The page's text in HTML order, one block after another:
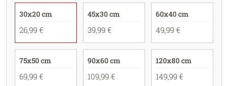
30x20 cm
26,99 €
45x30 cm
39,99 €
60x40 cm
49,99 €
75x50 cm
69,99 €
90x60 cm
109,99 €
120x80 cm
149,99 €